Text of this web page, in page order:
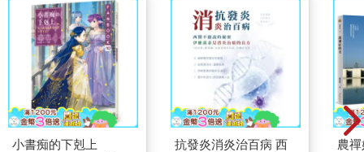
小書痴的下剋上
抗發炎消炎治百病 西
農